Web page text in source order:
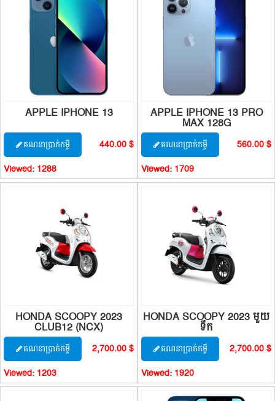
APPLE IPHONE 13
គណនាប្រាក់កម្ចី
440.00 $
Viewed:1288
APPLE IPHONE 13 PRO
MAX 128G
គណនាប្រាក់កម្ចី
560.00 $
Viewed:1709
HONDA SCOOPY 2023
CLUB12 (NCX)
គណនាប្រាក់កម្ចី
2,700.00 $
Viewed:1203
HONDA SCOOPY 2023 មួយ
ទឹក
គណនាប្រាក់កម្ចី
2,700.00 $
Viewed:1920